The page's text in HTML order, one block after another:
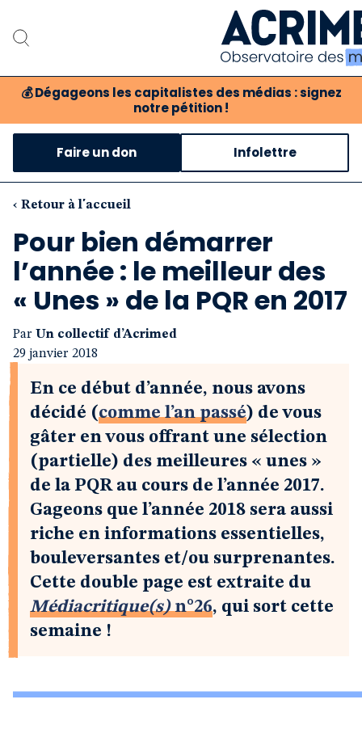
💰 Dégageons les capitalistes des médias : signez
notre pétition !
Notre critique des
Notre revue
Boutique
Faire un don Infolettre
‹ Retour à l'accueil
Pour bien démarrer
l’année : le meilleur des
« Unes » de la PQR en 2017
Par Un collectif d’Acrimed
29 janvier 2018
En ce début d’année, nous avons
décidé (comme l’an passé) de vous
gâter en vous offrant une sélection
(partielle) des meilleures « unes »
de la PQR au cours de l’année 2017.
Gageons que l’année 2018 sera aussi
riche en informations essentielles,
bouleversantes et/ou surprenantes.
Cette double page est extraite du
Médiacritique(s)n°26, qui sort cette
semaine !